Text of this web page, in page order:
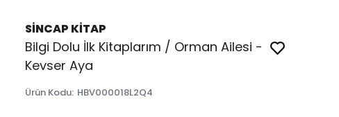
SİNCAP KİTAP
Bilgi Dolu İlk Kitaplarım / Orman Ailesi -
Kevser Aya
Ürün Kodu: HBV000018L2Q4